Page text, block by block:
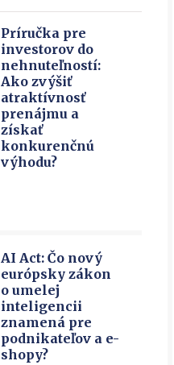
Príručka pre
investorov do
nehnuteľností:
Ako zvýšiť
atraktívnosť
prenájmu a
získať
konkurenčnú
výhodu?
AI Act: Čo nový
európsky zákon
o umelej
inteligencii
znamená pre
podnikateľov a e-
shopy?